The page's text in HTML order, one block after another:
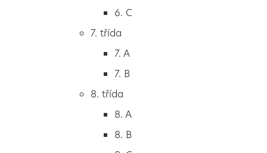
4. A
5. A
6. C
7. třída
7. A
7. B
8. třída
8. A
8. B